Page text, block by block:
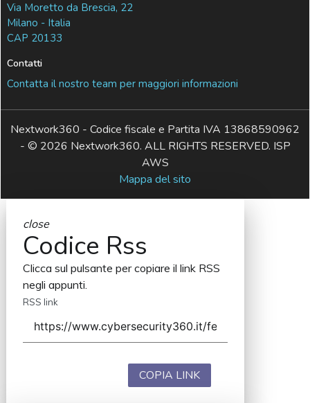
Via Moretto da Brescia, 22
Milano - Italia
CAP 20133
Contatti
Contatta il nostro team per maggiori informazioni
Nextwork360 - Codice fiscale e Partita IVA 13868590962
- © 2026 Nextwork360. ALL RIGHTS RESERVED. ISP
AWS
Mappa del sito
close
Codice Rss
Clicca sul pulsante per copiare il link RSS
negli appunti.
RSS link
COPIA LINK